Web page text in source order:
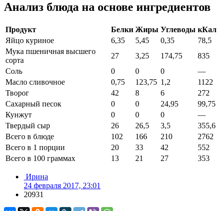
Анализ блюда на основе ингредиентов
Продукт Белки Жиры Углеводы кКал
Яйцо куриное
6,35 5,45 0,35
78,5
Мука пшеничная высшего
сорта
27 3,25 174,75
835
Соль
0 0 0
—
Масло сливочное
0,75 123,75 1,2
1122
Творог
42 8 6
272
Сахарный песок
0 0 24,95
99,75
Кунжут
0 0 0
—
Твердый сыр
26 26,5 3,5
355,6
Всего в блюде
102 166 210
2762
Всего в 1 порции
20 33 42
552
Всего в 100 граммах
13 21 27 353
Ирина
24 февраля 2017, 23:01
20931